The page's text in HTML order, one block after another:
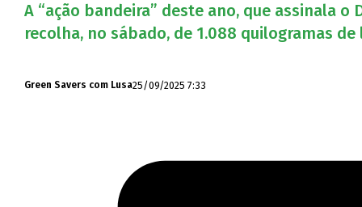
A “ação bandeira” deste ano, que assinala
recolha, no sábado, de 1.088 quilogramas
Green Savers com Lusa25/09/2025 7:33